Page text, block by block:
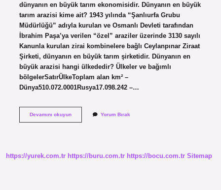
dünyanın en büyük tarım ekonomisidir. Dünyanın en büyük
tarım arazisi kime ait? 1943 yılında “Şanlıurfa Grubu
Müdürlüğü” adıyla kurulan ve Osmanlı Devleti tarafından
İbrahim Paşa’ya verilen “özel” araziler üzerinde 3130 sayılı
Kanunla kurulan zirai kombinelere bağlı Ceylanpınar Ziraat
Şirketi, dünyanın en büyük tarım şirketidir. Dünyanın en
büyük arazisi hangi ülkededir? Ülkeler ve bağımlı
bölgelerSatırÜlkeToplam alan km² –
Dünya510.072.0001Rusya17.098.242 –…
Devamını okuyunDünyanın
Ülkede
Yorum Bırak
https://yurek.com.tr https://buru.com.tr https://bocu.com.tr Sitemap